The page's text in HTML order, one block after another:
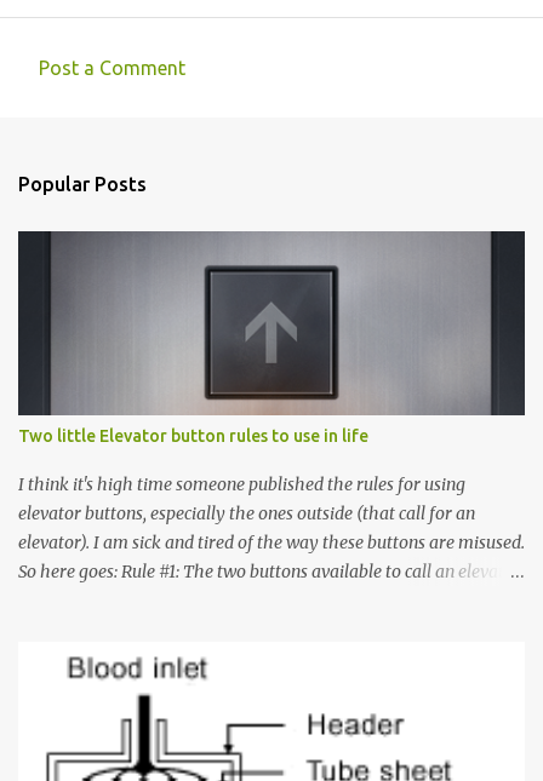
m
e
Post a Comment
Popular Posts
Two little Elevator button rules to use in life
I think it's high time someone published the rules for using
elevator buttons, especially the ones outside (that call for an
elevator). I am sick and tired of the way these buttons are misused.
So here goes: Rule #1: The two buttons available to call an elevator
must come up or down. For example, if you're on Floor 3 and you
want to go to Floor 7, you need to press the Up arrow button.
Many people see that the elevator is on Floor 5 and press the
Down arrow button. When I ask them why they pressed the Down
arrow button when they wanted to go up, they say I want the